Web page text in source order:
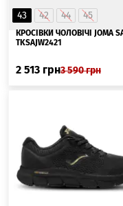
43 42 44 45
КРОСІВКИ ЧОЛОВІЧІ JOMA SAJO
TKSAJW2421
2 513 грн3 590грн